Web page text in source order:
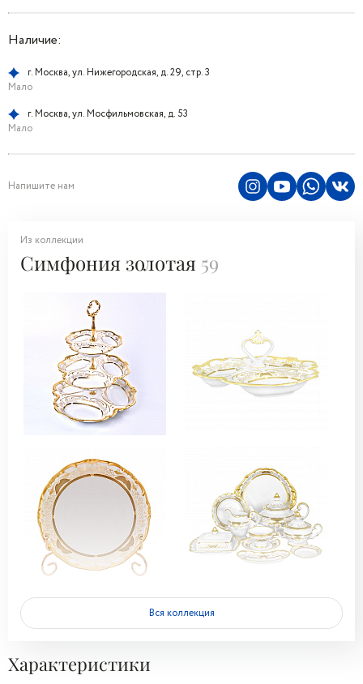
Наличие:
г. Москва, ул. Нижегородская, д. 29, стр. 3
Мало
г. Москва, ул. Мосфильмовская, д. 53
Мало
Напишите нам
Из коллекции
Симфония золотая 59
Вся коллекция
Характеристики